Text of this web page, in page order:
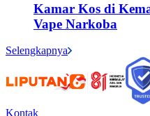
Kamar Kos di
Vape Narkoba
Selengkapnya
Kontak